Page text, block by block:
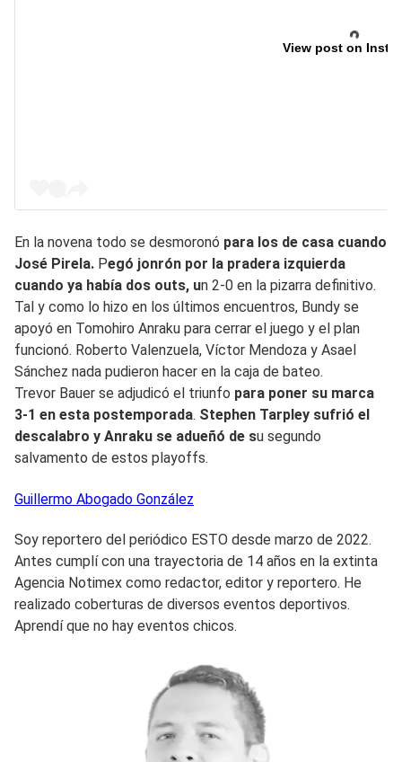
View post on
En la novena todo se desmoronó para los de casa cuando
José Pirela. Pegó jonrón por la pradera izquierda
cuando ya había dos outs, un 2-0 en la pizarra definitivo.
Tal y como lo hizo en los últimos encuentros, Bundy se
apoyó en Tomohiro Anraku para cerrar el juego y el plan
funcionó. Roberto Valenzuela, Víctor Mendoza y Asael
Sánchez nada pudieron hacer en la caja de bateo.
Trevor Bauer se adjudicó el triunfo para poner su marca
3-1 en esta postemporada. Stephen Tarpley sufrió el
descalabro y Anraku se adueñó de su segundo
salvamento de estos playoffs.
Guillermo Abogado González
Soy reportero del periódico ESTO desde marzo de 2022.
Antes cumplí con una trayectoria de 14 años en la extinta
Agencia Notimex como redactor, editor y reportero. He
realizado coberturas de diversos eventos deportivos.
Aprendí que no hay eventos chicos.